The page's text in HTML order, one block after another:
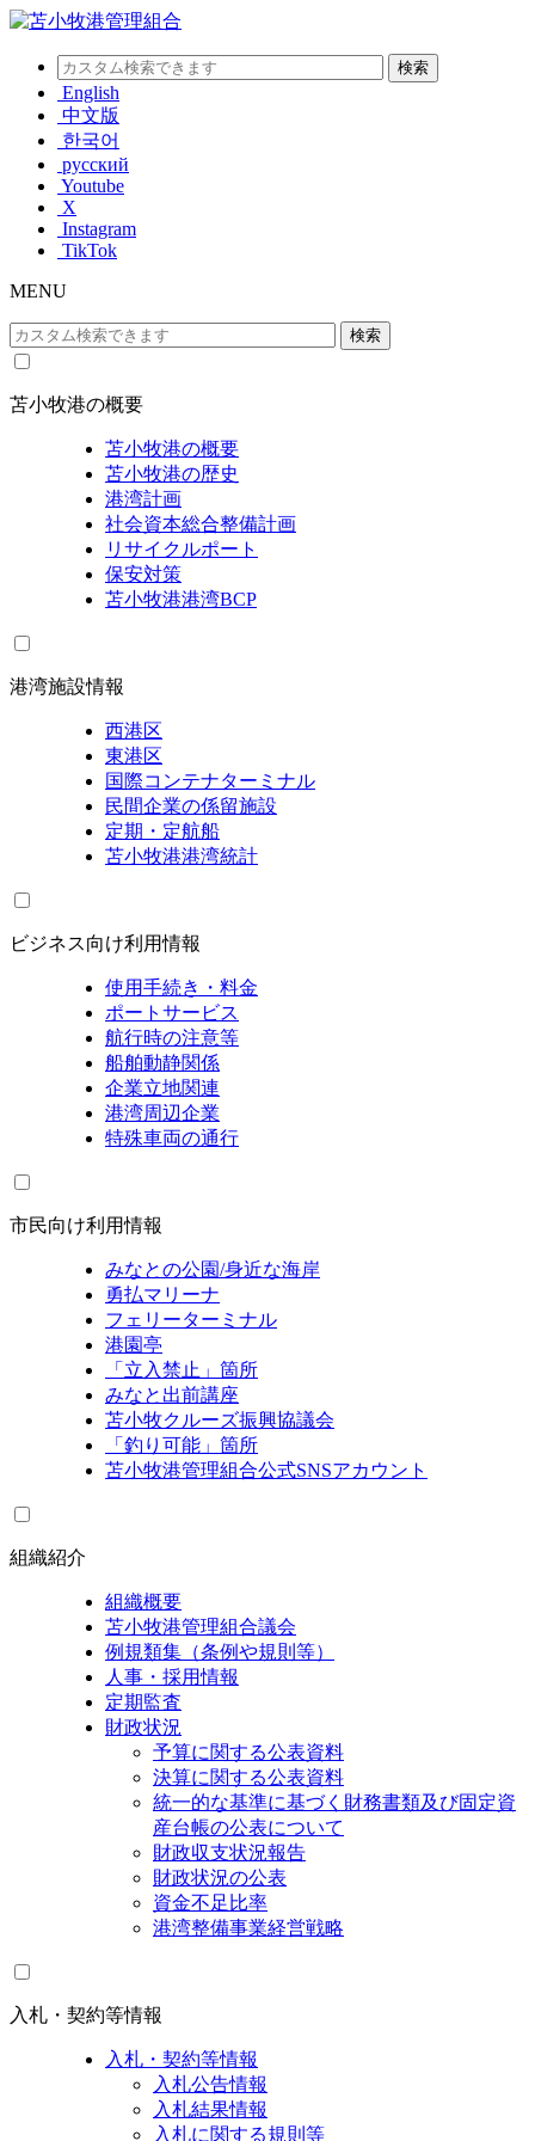
English
中文版
한국어
русский
Youtube
X
Instagram
TikTok
MENU
苫小牧港の概要
苫小牧港の概要
苫小牧港の歴史
港湾計画
社会資本総合整備計画
リサイクルポート
保安対策
苫小牧港港湾BCP
港湾施設情報
西港区
東港区
国際コンテナターミナル
民間企業の係留施設
定期・定航船
苫小牧港港湾統計
ビジネス向け利用情報
使用手続き・料金
ポートサービス
航行時の注意等
船舶動静関係
企業立地関連
港湾周辺企業
特殊車両の通行
市民向け利用情報
みなとの公園/身近な海岸
勇払マリーナ
フェリーターミナル
港園亭
「立入禁止」箇所
みなと出前講座
苫小牧クルーズ振興協議会
「釣り可能」箇所
苫小牧港管理組合公式SNSアカウント
組織紹介
組織概要
苫小牧港管理組合議会
例規類集（条例や規則等）
人事・採用情報
定期監査
財政状況
予算に関する公表資料
決算に関する公表資料
統一的な基準に基づく財務書類及び固定資
産台帳の公表について
財政収支状況報告
財政状況の公表
資金不足比率
港湾整備事業経営戦略
入札・契約等情報
入札・契約等情報
入札公告情報
入札結果情報
入札に関する規則等